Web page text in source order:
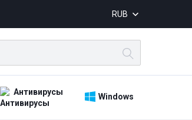
RUB
Антивирусы Windows